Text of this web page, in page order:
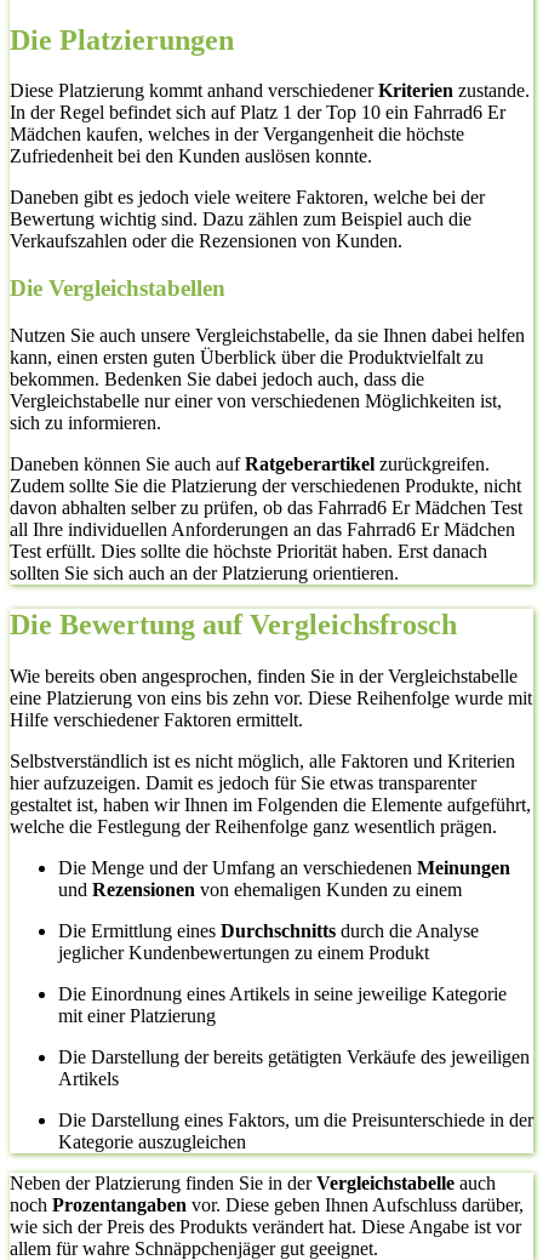
Die Platzierungen
Diese Platzierung kommt anhand verschiedenerKriterien zustande.
In der Regel befindet sich auf Platz 1 der Top 10 ein Fahrrad6 Er
Mädchen kaufen, welches in der Vergangenheit die höchste
Zufriedenheit bei den Kunden auslösen konnte.
Daneben gibt es jedoch viele weitere Faktoren, welche bei der
Bewertung wichtig sind. Dazu zählen zum Beispiel auch die
Verkaufszahlen oder die Rezensionen von Kunden.
Die Vergleichstabellen
Nutzen Sie auch unsere Vergleichstabelle, da sie Ihnen dabei helfen
kann, einen ersten guten Überblick über die Produktvielfalt zu
bekommen. Bedenken Sie dabei jedoch auch, dass die
Vergleichstabelle nur einer von verschiedenen Möglichkeiten ist,
sich zu informieren.
Daneben können Sie auch aufRatgeberartikel zurückgreifen.
Zudem sollte Sie die Platzierung der verschiedenen Produkte, nicht
davon abhalten selber zu prüfen, ob das Fahrrad6 Er Mädchen Test
all Ihre individuellen Anforderungen an das Fahrrad6 Er Mädchen
Test erfüllt. Dies sollte die höchste Priorität haben. Erst danach
sollten Sie sich auch an der Platzierung orientieren.
Die Bewertung auf Vergleichsfrosch
Wie bereits oben angesprochen, finden Sie in der Vergleichstabelle
eine Platzierung von eins bis zehn vor. Diese Reihenfolge wurde mit
Hilfe verschiedener Faktoren ermittelt.
Selbstverständlich ist es nicht möglich, alle Faktoren und Kriterien
hier aufzuzeigen. Damit es jedoch für Sie etwas transparenter
gestaltet ist, haben wir Ihnen im Folgenden die Elemente aufgeführt,
welche die Festlegung der Reihenfolge ganz wesentlich prägen.
Die Menge und der Umfang an verschiedenen Meinungen
und Rezensionen von ehemaligen Kunden zu einem
Die Ermittlung eines Durchschnitts durch die Analyse
jeglicher Kundenbewertungen zu einem Produkt
Die Einordnung eines Artikels in seine jeweilige Kategorie
mit einer Platzierung
Die Darstellung der bereits getätigten Verkäufe des jeweiligen
Artikels
Die Darstellung eines Faktors, um die Preisunterschiede in der
Kategorie auszugleichen
Neben der Platzierung finden Sie in derVergleichstabelle auch
noch Prozentangaben vor. Diese geben Ihnen Aufschluss darüber,
wie sich der Preis des Produkts verändert hat. Diese Angabe ist vor
allem für wahre Schnäppchenjäger gut geeignet.